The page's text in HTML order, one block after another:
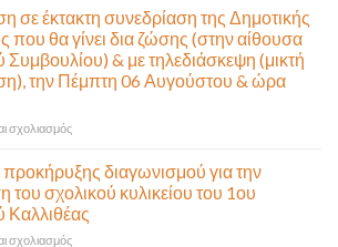
κυκλοφορία
η
Παλαιά
Παραλιακή
Ποσειδώνος)
10
Αυγούστου-
Ένα
αναγκαίο
σε έκτακτη συνεδρίαση της Δημοτικής
που θα γίνει δια ζώσης (στην αίθουσα
Συμβουλίου) & με τηλεδιάσκεψη (μικτή
την Πέμπτη 06 Αυγούστου & ώρα
σχολιασμόςστο
σε
έκτακτη
συνεδρίαση
της
Δημοτικής
διαγωνισμού για την
του σχολικού κυλικείου του 1ου
Καλλιθέας
σχολιασμόςστο